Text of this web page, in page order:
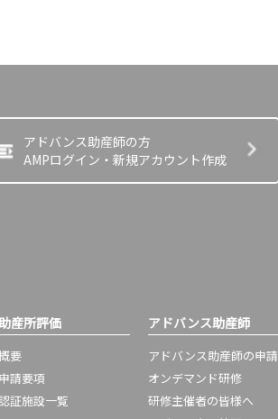
アドバンス助産師の方
AMPログイン・新規アカウント作成
産所評価
要
申請要項
証施設一覧
アドバンス助産師
アドバンス助産師の申請
オンデマンド研修
研修主催者の皆様へ